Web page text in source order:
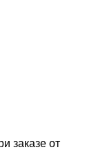
заказе от